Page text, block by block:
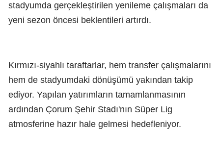
stadyumda gerçekleştirilen yenileme çalışmaları da
yeni sezon öncesi beklentileri artırdı.
Kırmızı-siyahlı taraftarlar, hem transfer çalışmalarını
hem de stadyumdaki dönüşümü yakından takip
ediyor. Yapılan yatırımların tamamlanmasının
ardından Çorum Şehir Stadı'nın Süper Lig
atmosferine hazır hale gelmesi hedefleniyor.